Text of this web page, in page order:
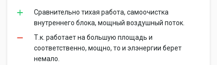
Сравнительно тихая работа, самоочистка
внутреннего блока, мощный воздушный поток.
Т.к. работает на большую площадь и
соответственно, мощно, то и элэнергии берет
немало.